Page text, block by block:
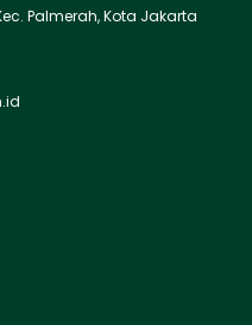
Palmerah, Kota Jakarta